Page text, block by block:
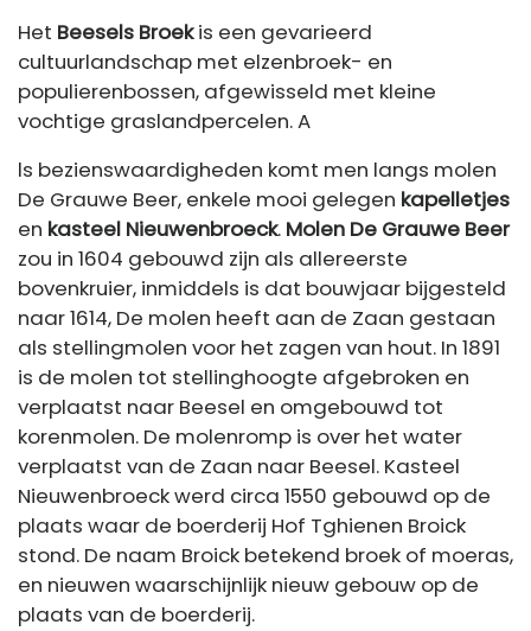
Het Beesels Broekis een gevarieerd
cultuurlandschap met elzenbroek- en
populierenbossen, afgewisseld met kleine
vochtige graslandpercelen. A
ls bezienswaardigheden komt men langs molen
De Grauwe Beer, enkele mooi gelegen kapelletjes
en kasteel Nieuwenbroeck. Molen De Grauwe Beer
zou in 1604 gebouwd zijn als allereerste
bovenkruier, inmiddels is dat bouwjaar bijgesteld
naar 1614, De molen heeft aan de Zaan gestaan
als stellingmolen voor het zagen van hout. In 1891
is de molen tot stellinghoogte afgebroken en
verplaatst naar Beesel en omgebouwd tot
korenmolen. De molenromp is over het water
verplaatst van de Zaan naar Beesel. Kasteel
Nieuwenbroeck werd circa 1550 gebouwd op de
plaats waar de boerderij Hof Tghienen Broick
stond. De naam Broick betekend broek of moeras,
en nieuwen waarschijnlijk nieuw gebouw op de
plaats van de boerderij.